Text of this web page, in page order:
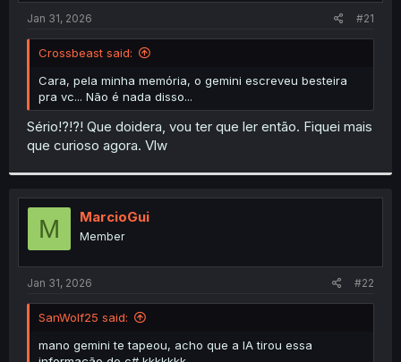
t
e
r
Jan 31, 2026 #21
Crossbeast said:
Cara, pela minha memória, o gemini escreveu besteira
pra vc... Não é nada disso...
Sério!?!?! Que doidera, vou ter que ler então. Fiquei mais
que curioso agora. Vlw
M MarcioGui
Member
Jan 31, 2026 #22
SanWolf25 said:
mano gemini te tapeou, acho que a IA tirou essa